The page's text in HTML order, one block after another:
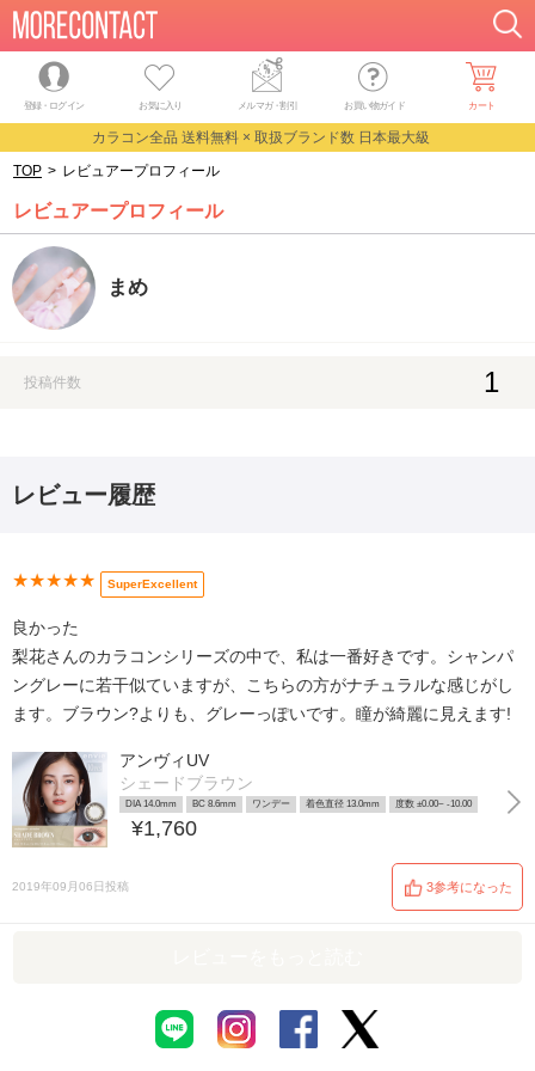
登録・ログイン お気に入り メルマガ・割引 お買い物ガイド カート
カラコン全品 送料無料 × 取扱ブランド数 日本最大級
TOP > レビュアープロフィール
レビュアープロフィール
まめ
投稿件数 1
レビュー履歴
★★★★★ SuperExcellent
良かった
梨花さんのカラコンシリーズの中で、私は一番好きです。シャンパ
ングレーに若干似ていますが、こちらの方がナチュラルな感じがし
ます。ブラウン?よりも、グレーっぽいです。瞳が綺麗に見えます!
アンヴィUV
シェードブラウン
DIA 14.0mm BC 8.6mm ワンデー 着色直径 13.0mm 度数 ±0.00~ -10.00
¥1,760
2019年09月06日投稿 3参考になった